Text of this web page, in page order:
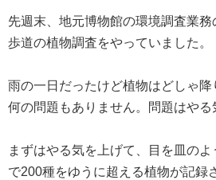
先週末、地元博物館の環境調査業
歩道の植物調査をやっていました。
雨の一日だったけど植物はどしゃ降
何の問題もありません。問題はやる
まずはやる気を上げて、目を皿の
で200種をゆうに超える植物が記録